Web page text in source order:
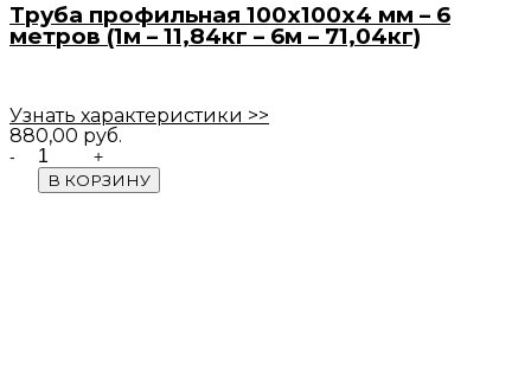
Труба профильная 100х100х4 мм – 6
метров (1м – 11,84кг – 6м – 71,04кг)
Узнать характеристики >>
880,00 руб.
Quantity
В КОРЗИНУ